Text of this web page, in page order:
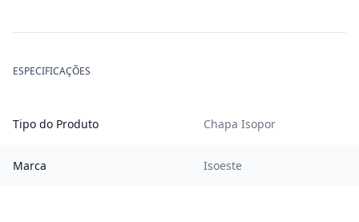
ESPECIFICAÇÕES
Tipo do Produto Chapa Isopor
Marca Isoeste